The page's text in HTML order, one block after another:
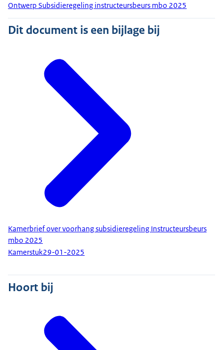
Ontwerp Subsidieregeling instructeursbeurs mbo 2025
Dit document is een bijlage bij
Kamerbrief over voorhang subsidieregeling Instructeursbeurs
mbo 2025
Kamerstuk29-01-2025
Hoort bij